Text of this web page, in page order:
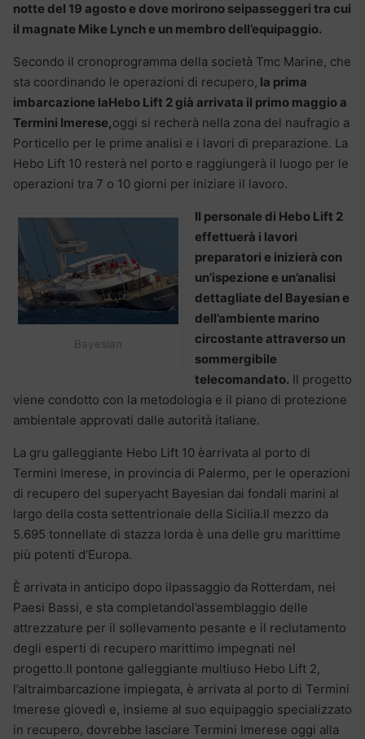
notte del 19 agosto e dove morirono seipasseggeri tra cui
il magnate Mike Lynch e un membro dell’equipaggio.
Secondo il cronoprogramma della società Tmc Marine, che
sta coordinando le operazioni di recupero, la prima
imbarcazione laHebo Lift 2 già arrivata il primo maggio a
Termini Imerese,oggi si recherà nella zona del naufragio a
Porticello per le prime analisi e i lavori di preparazione. La
Hebo Lift 10 resterà nel porto e raggiungerà il luogo per le
operazioni tra 7 o 10 giorni per iniziare il lavoro.
Bayesian
Il personale di Hebo Lift 2
effettuerà i lavori
preparatori e inizierà con
un’ispezione e un’analisi
dettagliate del Bayesian e
dell’ambiente marino
circostante attraverso un
sommergibile
telecomandato. Il progetto
viene condotto con la metodologia e il piano di protezione
ambientale approvati dalle autorità italiane.
La gru galleggiante Hebo Lift 10 èarrivata al porto di
Termini Imerese, in provincia di Palermo, per le operazioni
di recupero del superyacht Bayesian dai fondali marini al
largo della costa settentrionale della Sicilia.Il mezzo da
5.695 tonnellate di stazza lorda è una delle gru marittime
più potenti d’Europa.
È arrivata in anticipo dopo ilpassaggio da Rotterdam, nei
Paesi Bassi, e sta completandol’assemblaggio delle
attrezzature per il sollevamento pesante e il reclutamento
degli esperti di recupero marittimo impegnati nel
progetto.Il pontone galleggiante multiuso Hebo Lift 2,
l’altraimbarcazione impiegata, è arrivata al porto di Termini
Imerese giovedì e, insieme al suo equipaggio specializzato
in recupero, dovrebbe lasciare Termini Imerese oggi alla